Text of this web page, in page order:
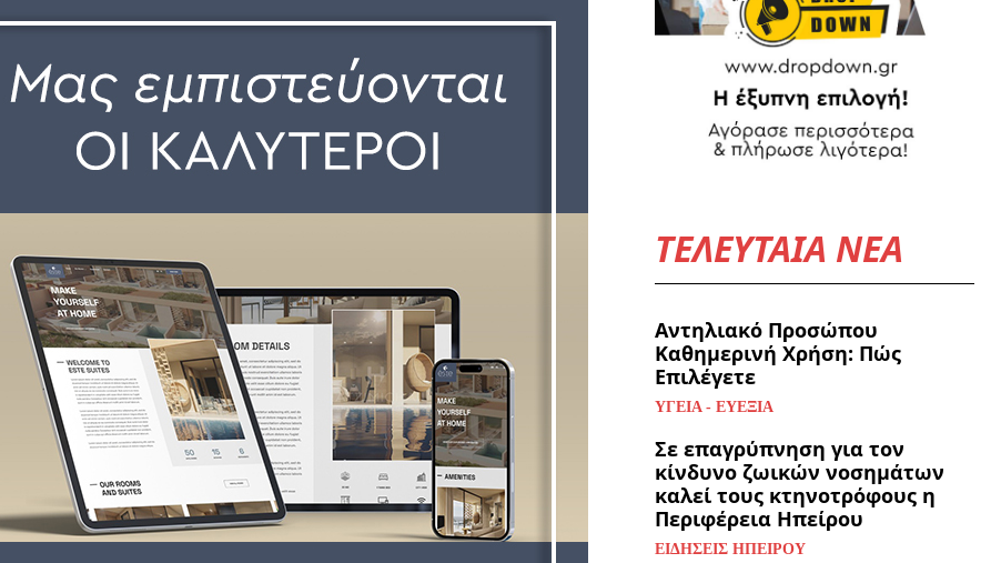
ΤΕΛΕΥΤΑΙΑ ΝΕΑ
Αντηλιακό Προσώπου
Καθημερινή Χρήση: Πώς
Επιλέγετε
ΥΓΕΊΑ - ΕΥΕΞΊΑ
Σε επαγρύπνηση για τον
κίνδυνο ζωικών νοσημάτων
καλεί τους κτηνοτρόφους η
Περιφέρεια Ηπείρου
ΕΙΔΉΣΕΙΣ ΗΠΕΊΡΟΥ